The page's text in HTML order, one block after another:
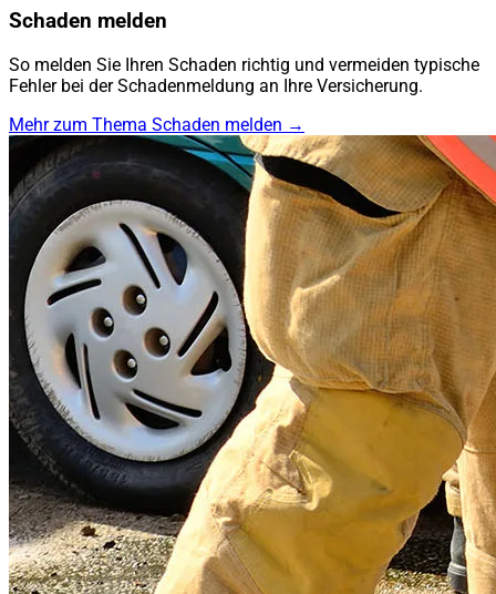
Schaden melden
So melden Sie Ihren Schaden richtig und vermeiden typische
Fehler bei der Schadenmeldung an Ihre Versicherung.
Mehr zum Thema Schaden melden →